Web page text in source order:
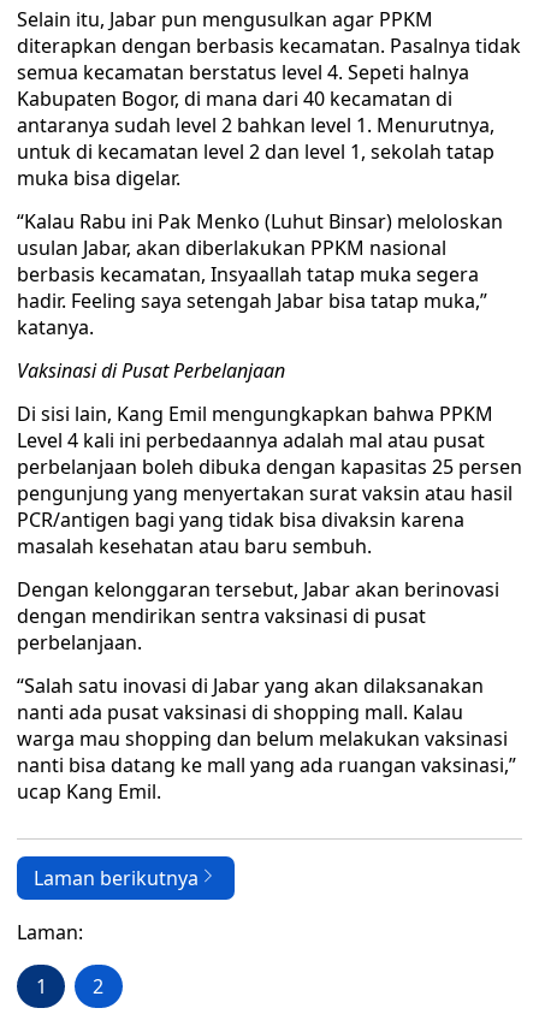
Selain itu, Jabar pun mengusulkan agar PPKM
diterapkan dengan berbasis kecamatan. Pasalnya tidak
semua kecamatan berstatus level 4. Sepeti halnya
Kabupaten Bogor, di mana dari 40 kecamatan di
antaranya sudah level 2 bahkan level 1. Menurutnya,
untuk di kecamatan level 2 dan level 1, sekolah tatap
muka bisa digelar.
“Kalau Rabu ini Pak Menko (Luhut Binsar) meloloskan
usulan Jabar, akan diberlakukan PPKM nasional
berbasis kecamatan, Insyaallah tatap muka segera
hadir. Feeling saya setengah Jabar bisa tatap muka,”
katanya.
Vaksinasi di Pusat Perbelanjaan
Di sisi lain, Kang Emil mengungkapkan bahwa PPKM
Level 4 kali ini perbedaannya adalah mal atau pusat
perbelanjaan boleh dibuka dengan kapasitas 25 persen
pengunjung yang menyertakan surat vaksin atau hasil
PCR/antigen bagi yang tidak bisa divaksin karena
masalah kesehatan atau baru sembuh.
Dengan kelonggaran tersebut, Jabar akan berinovasi
dengan mendirikan sentra vaksinasi di pusat
perbelanjaan.
“Salah satu inovasi di Jabar yang akan dilaksanakan
nanti ada pusat vaksinasi di shopping mall. Kalau
warga mau shopping dan belum melakukan vaksinasi
nanti bisa datang ke mall yang ada ruangan vaksinasi,”
ucap Kang Emil.
Laman berikutnya
Laman:
1 2